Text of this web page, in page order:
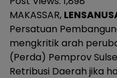
MAKASSAR,
Persatuan
mengkritik arah
(Perda) Pemprov
Retribusi Daerah jika